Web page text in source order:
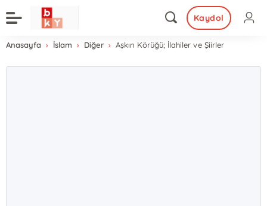
Kaydol
Anasayfa İslam Diğer Aşkın Körüğü; İlahiler ve Şiirler